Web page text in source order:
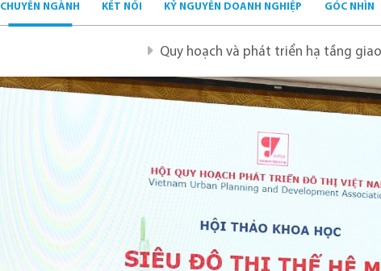
CHUYÊN NGÀNH KẾT NỐI KỶ NGUYÊN DOANH NGHIỆP GÓC NHÌN
Quy hoạch và phát triển hạ tầng giao thông tĩnh xanh